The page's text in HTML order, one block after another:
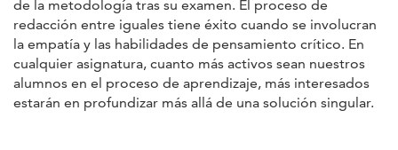
de la metodología tras su examen. El proceso de
redacción entre iguales tiene éxito cuando se involucran
la empatía y las habilidades de pensamiento crítico. En
cualquier asignatura, cuanto más activos sean nuestros
alumnos en el proceso de aprendizaje, más interesados
estarán en profundizar más allá de una solución singular.